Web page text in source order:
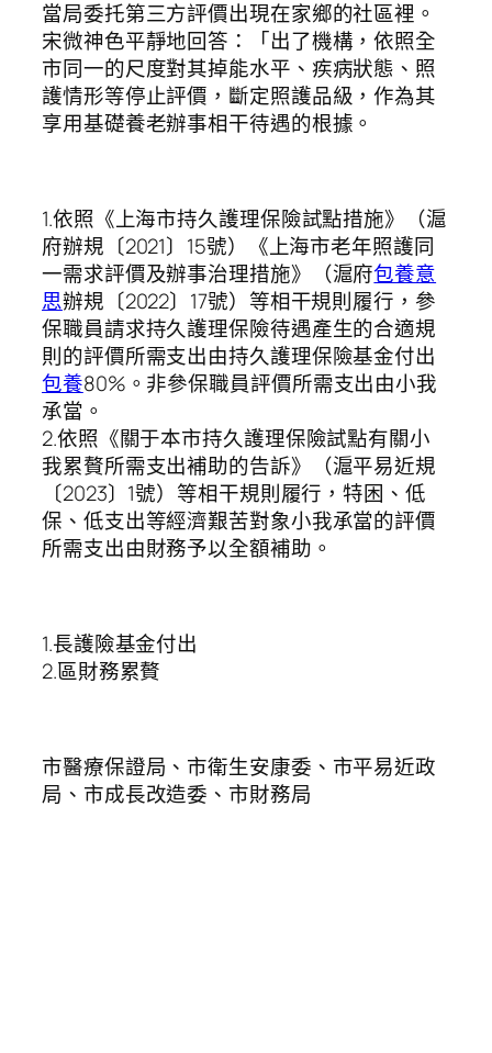
當局委托第三方評價出現在家鄉的社區裡。
宋微神色平靜地回答：「出了機構，依照全
市同一的尺度對其掉能水平、疾病狀態、照
護情形等停止評價，斷定照護品級，作為其
享用基礎養老辦事相干待遇的根據。
1.依照《上海市持久護理保險試點措施》（滬
府辦規〔2021〕15號）《上海市老年照護同
一需求評價及辦事治理措施》（滬府包養意
思辦規〔2022〕17號）等相干規則履行，參
保職員請求持久護理保險待遇產生的合適規
則的評價所需支出由持久護理保險基金付出
包養80%。非參保職員評價所需支出由小我
承當。
2.依照《關于本市持久護理保險試點有關小
我累贅所需支出補助的告訴》（滬平易近規
〔2023〕1號）等相干規則履行，特困、低
保、低支出等經濟艱苦對象小我承當的評價
所需支出由財務予以全額補助。
1.長護險基金付出
2.區財務累贅
市醫療保證局、市衛生安康委、市平易近政
局、市成長改造委、市財務局